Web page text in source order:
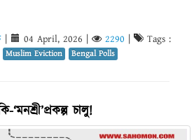
04 April, 2026 2290 Tags :
Muslim Eviction Bengal Polls
চালু!